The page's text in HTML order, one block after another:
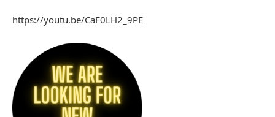
https://youtu.be/CaF0LH2_9PE